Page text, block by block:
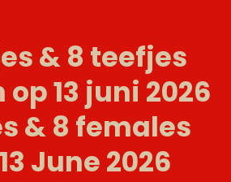
& 8 teefjes
13 juni 2026
& 8 females
June 2026